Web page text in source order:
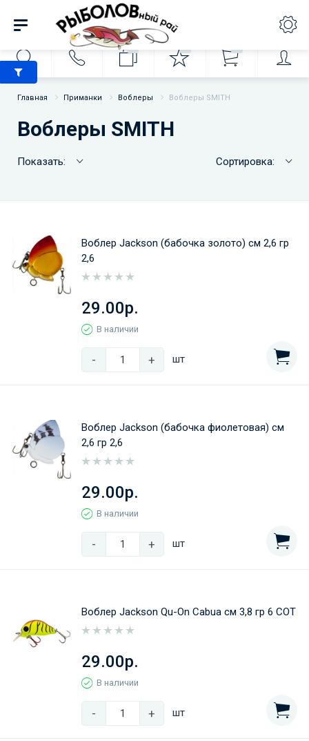
Главная Приманки Воблеры Воблеры SMITH
Воблеры SMITH
Показать: Сортировка:
Воблер Jackson (бабочка золото) см 2,6 гр
2,6
29.00р.
В наличии
- + шт
Воблер Jackson (бабочка фиолетовая) см
2,6 гр 2,6
29.00р.
В наличии
- + шт
Воблер Jackson Qu-On Cabua см 3,8 гр 6 COT
29.00р.
В наличии
- + шт